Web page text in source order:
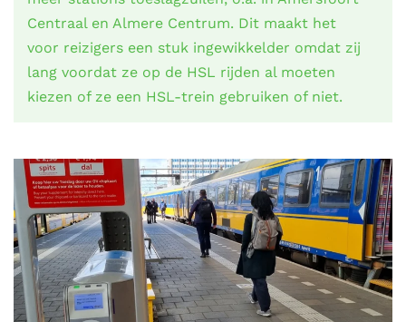
Centraal en Almere Centrum. Dit maakt het
voor reizigers een stuk ingewikkelder omdat zij
lang voordat ze op de HSL rijden al moeten
kiezen of ze een HSL-trein gebruiken of niet.